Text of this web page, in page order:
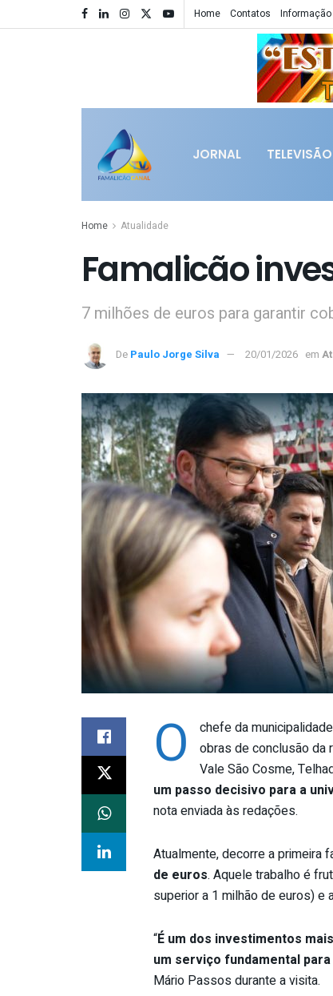
Home Contatos
JORNAL TELEVISÃO
Home Atualidade
Famalicão
7 milhões de euros para garantir
De Paulo Jorge Silva 20/01/2026 em
O
chefe da
obras de conclusão da
Vale São Cosme,
um passo decisivo para a
nota enviada às redações.
Atualmente, decorre a primeira
de euros. Aquele trabalho é
superior a 1 milhão de euros) e
“É um dos investimentos
um serviço fundamental
Mário Passos durante a visita.